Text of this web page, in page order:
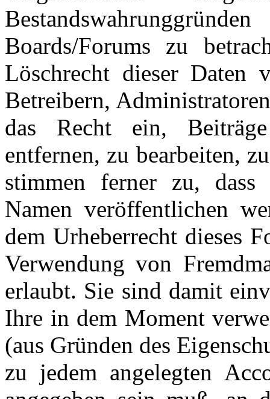
Boards/Forums zu
Löschrecht dieser Daten
Betreibern,
das Recht ein,
entfernen, zu bearbeiten,
stimmen ferner zu,
Namen veröffentlichen
dem Urheberrecht dieses
Verwendung von
erlaubt. Sie sind damit
Ihre in dem Moment
(aus Gründen des
zu jedem angelegten